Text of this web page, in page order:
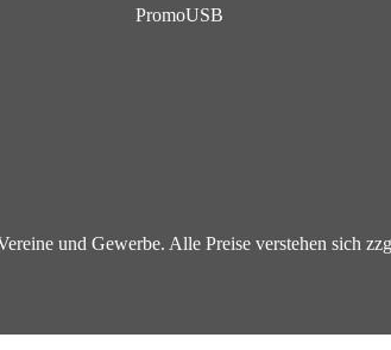
PromoUSB
und Gewerbe. Alle Preise verstehen sich